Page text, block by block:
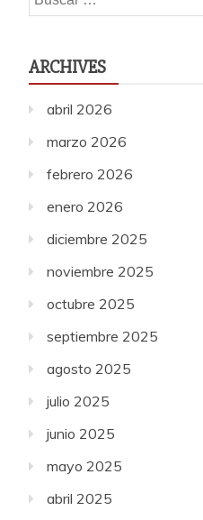
ARCHIVES
abril 2026
marzo 2026
febrero 2026
enero 2026
diciembre 2025
noviembre 2025
octubre 2025
septiembre 2025
agosto 2025
julio 2025
junio 2025
mayo 2025
abril 2025